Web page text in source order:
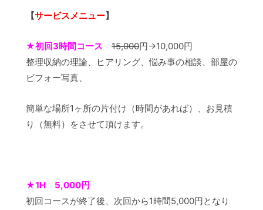
【サービスメニュー】
★初回3時間コース 15,000円→10,000円
整理収納の理論、ヒアリング、悩み事の相談、部屋の
ビフォー写真、
簡単な場所1ヶ所の片付け（時間があれば）、お見積
り（無料）をさせて頂けます。
★1H 5,000円
初回コースが終了後、次回から1時間5,000円となり